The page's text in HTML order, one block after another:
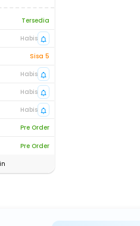
Tersedia
Habis
Sisa 5
Habis
Habis
Habis
Pre Order
Pre Order